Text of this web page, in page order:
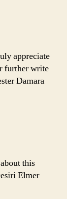
appreciate
further write
Damara
this
Elmer